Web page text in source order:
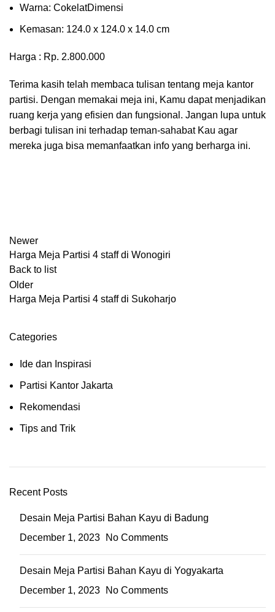
Wаrnа: CоkеlаtDіmеnѕі
Kеmаѕаn: 124.0 x 124.0 x 14.0 сm
Harga : Rp. 2.800.000
Terima kasih telah membaca tulisan tentang meja kantor
partisi. Dengan memakai meja ini, Kamu dapat menjadikan
ruang kerja yang efisien dan fungsional. Jangan lupa untuk
berbagi tulisan ini terhadap teman-sahabat Kau agar
mereka juga bisa memanfaatkan info yang berharga ini.
Newer
Harga Meja Partisi 4 staff di Wonogiri
Back to list
Older
Harga Meja Partisi 4 staff di Sukoharjo
Categories
Ide dan Inspirasi
Partisi Kantor Jakarta
Rekomendasi
Tips and Trik
Recent Posts
Desain Meja Partisi Bahan Kayu di Badung
December 1, 2023
No Comments
Desain Meja Partisi Bahan Kayu di Yogyakarta
December 1, 2023
No Comments